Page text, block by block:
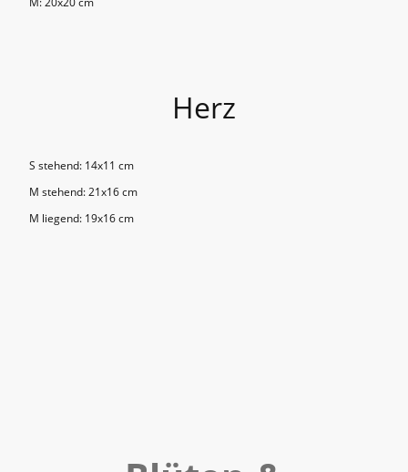
Herz
S stehend: 14x11 cm
M stehend: 21x16 cm
M liegend: 19x16 cm